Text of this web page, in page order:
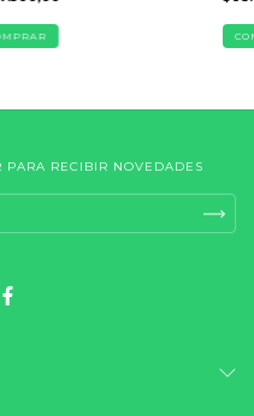
PARA RECIBIR NOVEDADES